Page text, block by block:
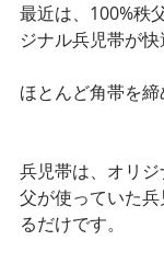
最近は、100%秩
ジナル兵児帯が快
ほとんど角帯を
兵児帯は、オリ
父が使っていた
るだけです。